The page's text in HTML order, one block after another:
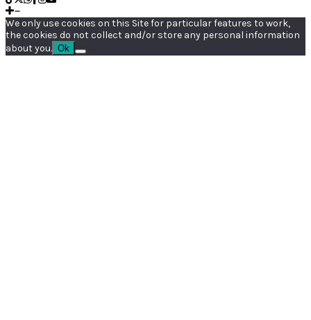
We only use cookies on this Site for particular features to work,
the cookies do not collect and/or store any personal information
about you. Ok